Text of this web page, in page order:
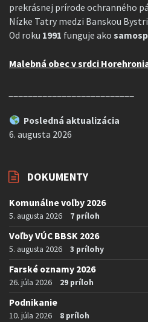
prekrásnej prírode ochranného
Nízke Tatry medzi Banskou
Od roku 1991 funguje ako
Malebná obec v srdci
Posledná aktualizácia
6. augusta 2026
DOKUMENTY
Komunálne voľby 2026
5. augusta 2026 7 príloh
Voľby VÚC BBSK 2026
5. augusta 2026 3 prílohy
Farské oznamy 2026
26. júla 2026 29 príloh
Podnikanie
10. júla 2026 8 príloh